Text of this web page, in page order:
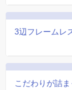
3辺フレームレ
こだわりが詰